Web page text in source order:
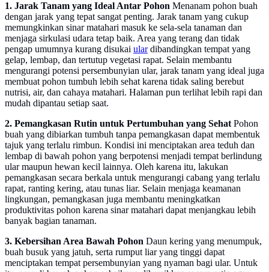
1. Jarak Tanam yang Ideal Antar Pohon Menanam pohon buah
dengan jarak yang tepat sangat penting. Jarak tanam yang cukup
memungkinkan sinar matahari masuk ke sela-sela tanaman dan
menjaga sirkulasi udara tetap baik. Area yang terang dan tidak
pengap umumnya kurang disukai ulardibandingkan tempat yang
gelap, lembap, dan tertutup vegetasi rapat. Selain membantu
mengurangi potensi persembunyian ular, jarak tanam yang ideal juga
membuat pohon tumbuh lebih sehat karena tidak saling berebut
nutrisi, air, dan cahaya matahari. Halaman pun terlihat lebih rapi dan
mudah dipantau setiap saat.
2. Pemangkasan Rutin untuk Pertumbuhan yang Sehat Pohon
buah yang dibiarkan tumbuh tanpa pemangkasan dapat membentuk
tajuk yang terlalu rimbun. Kondisi ini menciptakan area teduh dan
lembap di bawah pohon yang berpotensi menjadi tempat berlindung
ular maupun hewan kecil lainnya. Oleh karena itu, lakukan
pemangkasan secara berkala untuk mengurangi cabang yang terlalu
rapat, ranting kering, atau tunas liar. Selain menjaga keamanan
lingkungan, pemangkasan juga membantu meningkatkan
produktivitas pohon karena sinar matahari dapat menjangkau lebih
banyak bagian tanaman.
3. Kebersihan Area Bawah Pohon Daun kering yang menumpuk,
buah busuk yang jatuh, serta rumput liar yang tinggi dapat
menciptakan tempat persembunyian yang nyaman bagi ular. Untuk